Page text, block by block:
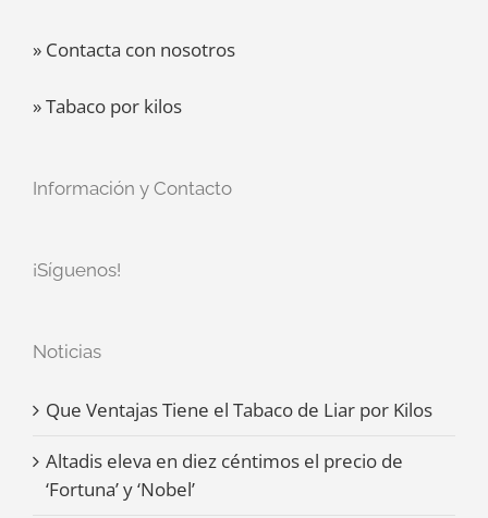
» Contacta con nosotros
» Tabaco por kilos
Información y Contacto
¡Síguenos!
Noticias
Que Ventajas Tiene el Tabaco de Liar por Kilos
Altadis eleva en diez céntimos el precio de
‘Fortuna’ y ‘Nobel’